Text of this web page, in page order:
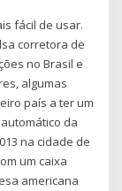
fácil de usar.
corretora de
no Brasil e
algumas
país a ter um
da
na cidade de
um caixa
americana